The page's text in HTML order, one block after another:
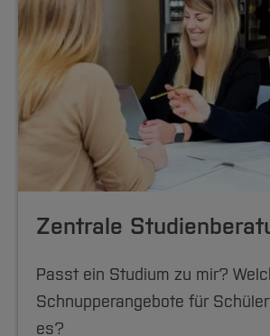
Zentrale
Passt ein Studium zu mir?
Schnupperangebote für
es?